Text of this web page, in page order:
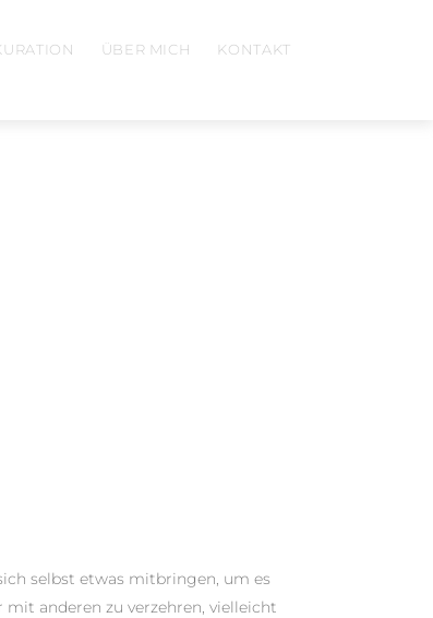
ÜBER MICH KONTAKT
selbst etwas mitbringen, um es
mit anderen zu verzehren, vielleicht